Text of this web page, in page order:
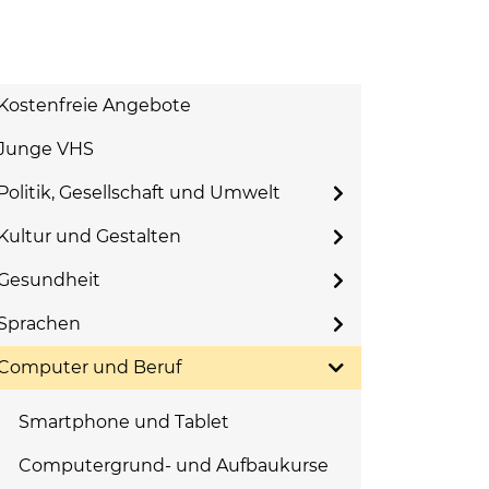
Angebote
VHS
Gesellschaft und Umwelt
und Gestalten
und Beruf
Smartphone und Tablet
Computergrund- und Aufbaukurse